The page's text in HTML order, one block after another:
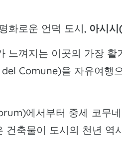
화로운 언덕 도시, 아시
느껴지는 이곳의 가장 활
Comune)을 자유여행
에서부터 중세 코무
건축물이 도시의 천년 역